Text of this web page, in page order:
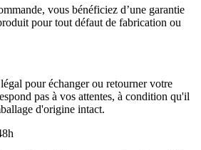
vous bénéficiez d’une garantie
pour tout défaut de fabrication ou
pour échanger ou retourner votre
pas à vos attentes, à condition qu'il
d'origine intact.